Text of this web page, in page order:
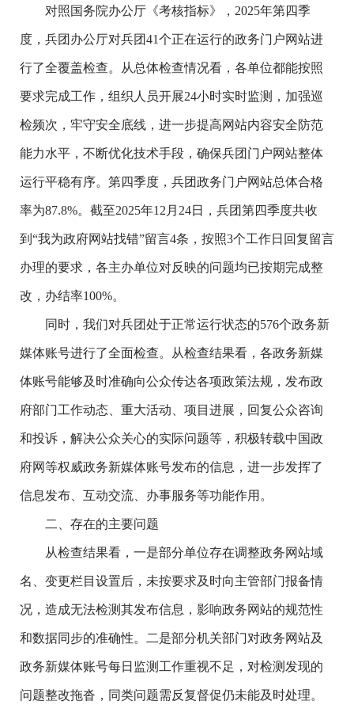
对照国务院办公厅《考核指标》，2025年第四季
度，兵团办公厅对兵团41个正在运行的政务门户网站进
行了全覆盖检查。从总体检查情况看，各单位都能按照
要求完成工作，组织人员开展24小时实时监测，加强巡
检频次，牢守安全底线，进一步提高网站内容安全防范
能力水平，不断优化技术手段，确保兵团门户网站整体
运行平稳有序。第四季度，兵团政务门户网站总体合格
率为87.8%。截至2025年12月24日，兵团第四季度共收
到“我为政府网站找错”留言4条，按照3个工作日回复留言
办理的要求，各主办单位对反映的问题均已按期完成整
改，办结率100%。
同时，我们对兵团处于正常运行状态的576个政务新
媒体账号进行了全面检查。从检查结果看，各政务新媒
体账号能够及时准确向公众传达各项政策法规，发布政
府部门工作动态、重大活动、项目进展，回复公众咨询
和投诉，解决公众关心的实际问题等，积极转载中国政
府网等权威政务新媒体账号发布的信息，进一步发挥了
信息发布、互动交流、办事服务等功能作用。
二、存在的主要问题
从检查结果看，一是部分单位存在调整政务网站域
名、变更栏目设置后，未按要求及时向主管部门报备情
况，造成无法检测其发布信息，影响政务网站的规范性
和数据同步的准确性。二是部分机关部门对政务网站及
政务新媒体账号每日监测工作重视不足，对检测发现的
问题整改拖沓，同类问题需反复督促仍未能及时处理。